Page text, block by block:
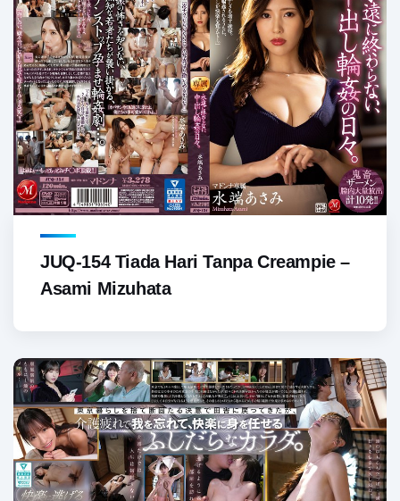
JUQ-154 Tiada Hari Tanpa Creampie –
Asami Mizuhata